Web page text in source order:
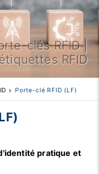
clés RFID |
RFID
Porte-clé RFID (LF)
pratique et